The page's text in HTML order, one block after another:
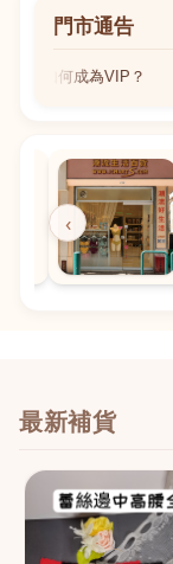
門市通告
如何成為VIP？
‹
最新補貨